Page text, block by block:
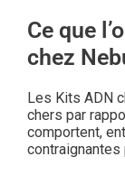
Ce que
chez
Les Kits ADN
chers par
comportent,